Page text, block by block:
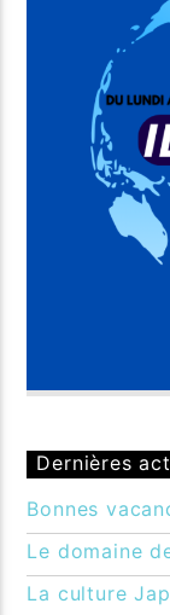
Dernières
Bonnes
Le domaine
La culture